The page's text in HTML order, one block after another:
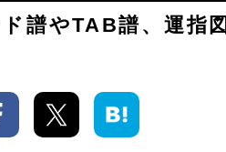
譜やTAB譜、運指